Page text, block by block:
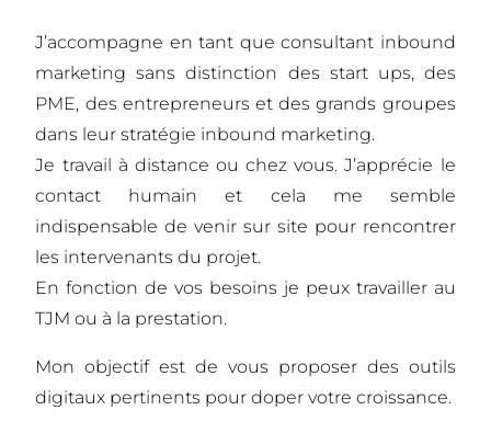
J’accompagne en tant que consultant inbound
marketing sans distinction des start ups, des
PME, des entrepreneurs et des grands groupes
dans leur stratégie inbound marketing.
Je travail à distance ou chez vous. J’apprécie le
contact humain et cela me semble
indispensable de venir sur site pour rencontrer
les intervenants du projet.
En fonction de vos besoins je peux travailler au
TJM ou à la prestation.
Mon objectif est de vous proposer des outils
digitaux pertinents pour doper votre croissance.